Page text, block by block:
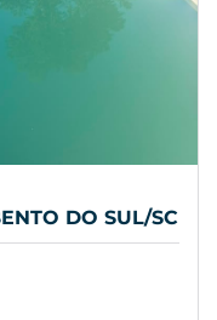
DO SUL/SC